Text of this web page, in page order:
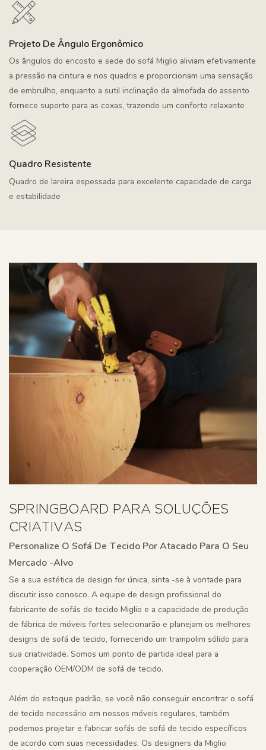
Projeto De Ângulo Ergonômico
Os ângulos do encosto e sede do sofá Miglio aliviam efetivamente
a pressão na cintura e nos quadris e proporcionam uma sensação
de embrulho, enquanto a sutil inclinação da almofada do assento
fornece suporte para as coxas, trazendo um conforto relaxante
Quadro Resistente
Quadro de lareira espessada para excelente capacidade de carga
e estabilidade
SPRINGBOARD PARA SOLUÇÕES
CRIATIVAS
Personalize O Sofá De Tecido Por Atacado Para O Seu
Mercado -alvo
Se a sua estética de design for única, sinta -se à vontade para
discutir isso conosco. A equipe de design profissional do
fabricante de sofás de tecido Miglio e a capacidade de produção
de fábrica de móveis fortes selecionarão e planejam os melhores
designs de sofá de tecido, fornecendo um trampolim sólido para
sua criatividade. Somos um ponto de partida ideal para a
cooperação OEM/ODM de sofá de tecido.
Além do estoque padrão, se você não conseguir encontrar o sofá
de tecido necessário em nossos móveis regulares, também
podemos projetar e fabricar sofás de sofá de tecido específicos
de acordo com suas necessidades. Os designers da Miglio